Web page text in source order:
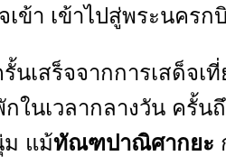
เข้า เข้าไปสู่พระนคร
จจากการเสด็จเที่ย
กในเวลากลางวัน ครั้
แม้ทัณฑปาณิศากยะ